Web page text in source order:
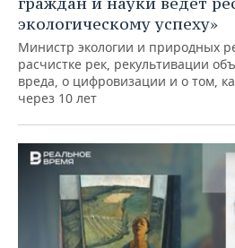
экологическому успеху»
Министр экологии и природных
расчистке рек, рекультивации
вреда, о цифровизации и о том,
через 10 лет